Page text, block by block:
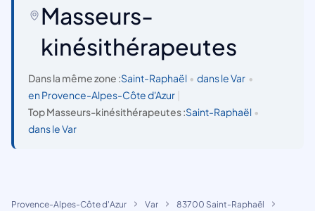
Masseurs-
kinésithérapeutes
Dans la même zone :Saint-Raphaël • dans le Var •
en Provence-Alpes-Côte d'Azur
Top Masseurs-kinésithérapeutes :Saint-Raphaël •
dans le Var
Provence-Alpes-Côte d'Azur Var 83700 Saint-Raphaël